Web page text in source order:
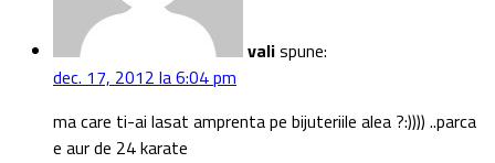
valispune:
dec. 17, 2012 la 6:04 pm
ma care ti-ai lasat amprenta pe bijuteriile alea ?:)))) ..parca
e aur de 24 karate